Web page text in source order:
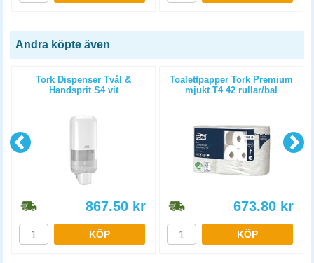
Andra köpte även
Tork Dispenser Tvål &
Handsprit S4 vit
867.50 kr
KÖP
Toalettpapper Tork Premium
mjukt T4 42 rullar/bal
673.80 kr
KÖP